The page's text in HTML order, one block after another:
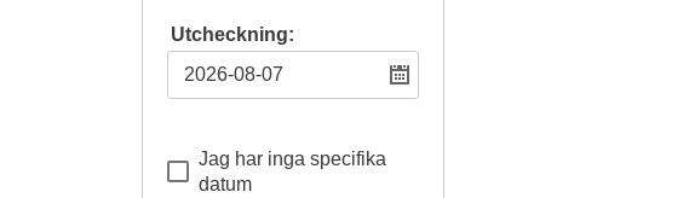
Utcheckning:
Jag har inga specifika
datum